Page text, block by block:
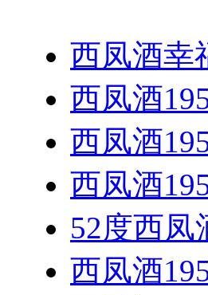
西凤酒幸
西凤酒
西凤酒
西凤酒
52度西凤
西凤酒